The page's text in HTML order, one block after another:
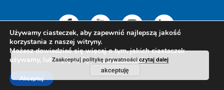
Używamy ciasteczek, aby zapewnić najlepszą jakość
korzystania z naszej witryny.
Możesz dowiedzieć się więcej o tym, jakich ciasteczek
używamy, lub wyłączyć je wustawieniach.
Akceptuj
Zaakceptuj politykę prywatnościczytaj dalej
akceptuję